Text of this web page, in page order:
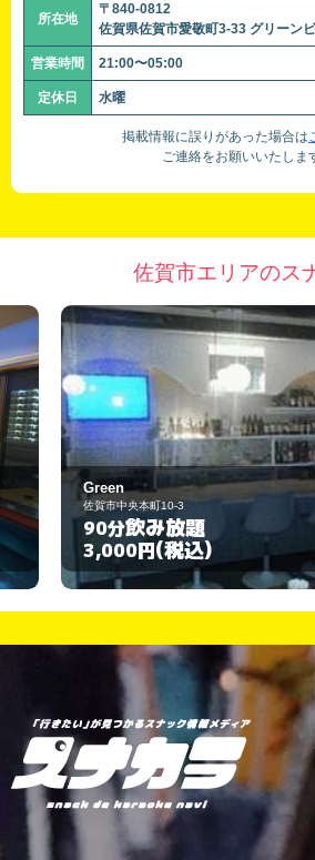
所在地
〒840-0812
佐賀県佐賀市愛敬町3-33 グリーン
営業時間 21:00〜05:00
定休日 水曜
掲載情報に誤りがあった場合は
ご連絡をお願いいたしま
佐賀市エリアのス
スナック 華
佐賀市中央本町6-10
90分飲み放題
4,000円(税込)